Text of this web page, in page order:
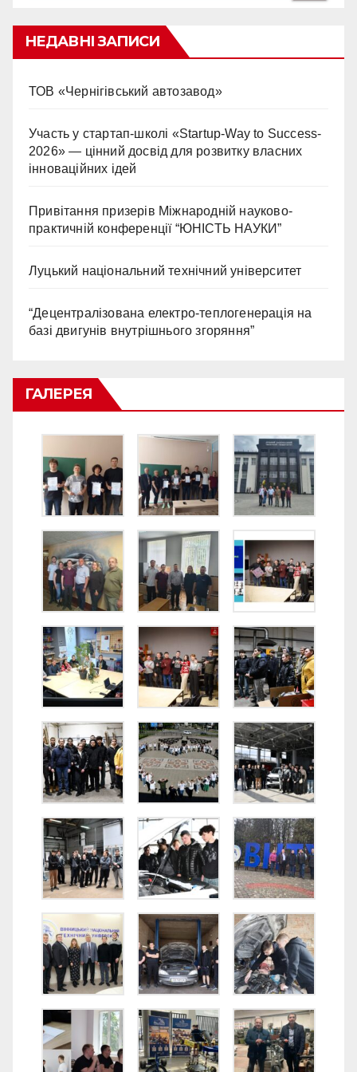
НЕДАВНІ ЗАПИСИ
ТОВ «Чернігівський автозавод»
Участь у стартап-школі «Startup-Way to Success-
2026» — цінний досвід для розвитку власних
інноваційних ідей
Привітання призерів Міжнародній науково-
практичній конференції “ЮНІСТЬ НАУКИ”
Луцький національний технічний університет
“Децентралізована електро-теплогенерація на
базі двигунів внутрішнього згоряння”
ГАЛЕРЕЯ